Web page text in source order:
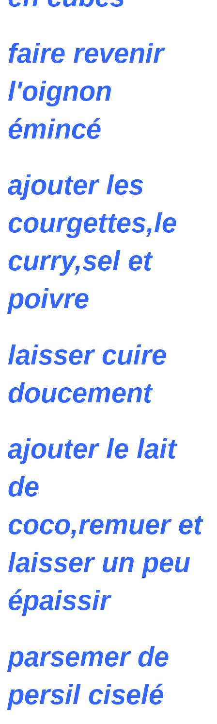
faire revenir
l'oignon
émincé
ajouter les
courgettes,le
curry,sel et
poivre
laisser cuire
doucement
ajouter le lait
de
coco,remuer et
laisser un peu
épaissir
parsemer de
persil ciselé